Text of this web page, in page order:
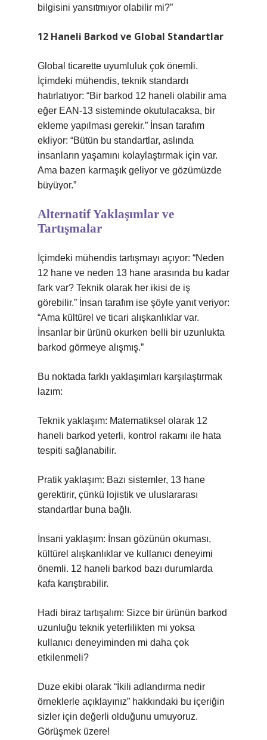
bilgisini yansıtmıyor olabilir mi?”
12 Haneli Barkod ve Global Standartlar
Global ticarette uyumluluk çok önemli.
İçimdeki mühendis, teknik standardı
hatırlatıyor: “Bir barkod 12 haneli olabilir ama
eğer EAN-13 sisteminde okutulacaksa, bir
ekleme yapılması gerekir.” İnsan tarafım
ekliyor: “Bütün bu standartlar, aslında
insanların yaşamını kolaylaştırmak için var.
Ama bazen karmaşık geliyor ve gözümüzde
büyüyor.”
Alternatif Yaklaşımlar ve
Tartışmalar
İçimdeki mühendis tartışmayı açıyor: “Neden
12 hane ve neden 13 hane arasında bu kadar
fark var? Teknik olarak her ikisi de iş
görebilir.” İnsan tarafım ise şöyle yanıt veriyor:
“Ama kültürel ve ticari alışkanlıklar var.
İnsanlar bir ürünü okurken belli bir uzunlukta
barkod görmeye alışmış.”
Bu noktada farklı yaklaşımları karşılaştırmak
lazım:
Teknik yaklaşım: Matematiksel olarak 12
haneli barkod yeterli, kontrol rakamı ile hata
tespiti sağlanabilir.
Pratik yaklaşım: Bazı sistemler, 13 hane
gerektirir, çünkü lojistik ve uluslararası
standartlar buna bağlı.
İnsani yaklaşım: İnsan gözünün okuması,
kültürel alışkanlıklar ve kullanıcı deneyimi
önemli. 12 haneli barkod bazı durumlarda
kafa karıştırabilir.
Hadi biraz tartışalım: Sizce bir ürünün barkod
uzunluğu teknik yeterlilikten mi yoksa
kullanıcı deneyiminden mi daha çok
etkilenmeli?
Duze ekibi olarak “İkili adlandırma nedir
örneklerle açıklayınız” hakkındaki bu içeriğin
sizler için değerli olduğunu umuyoruz.
Görüşmek üzere!